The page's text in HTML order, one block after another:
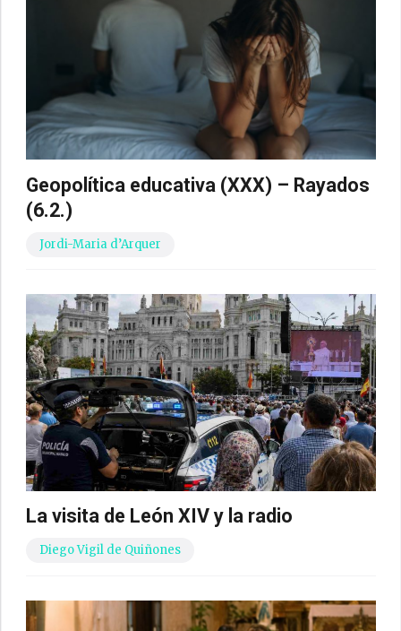
Geopolítica educativa (XXX) – Rayados
(6.2.)
Jordi-Maria d’Arquer
La visita de León XIV y la radio
Diego Vigil de Quiñones